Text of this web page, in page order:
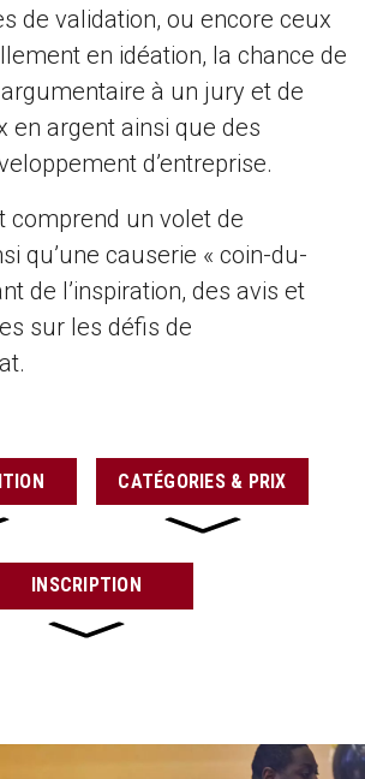
de validation, ou encore ceux
en idéation, la chance de
à un jury et de
en argent ainsi que des
d’entreprise.
comprend un volet de
qu’une causerie « coin-du-
de l’inspiration, des avis et
sur les défis de
CATÉGORIES & PRIX
INSCRIPTION